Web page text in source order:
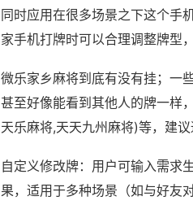
同时应用在很多场景之下这个手
家手机打牌时可以合理调整牌型
微乐家乡麻将到底有没有挂；一
甚至好像能看到其他人的牌一样
天乐麻将,天天九州麻将)等，建
自定义修改牌：用户可输入需求
果，适用于多种场景（如与好友